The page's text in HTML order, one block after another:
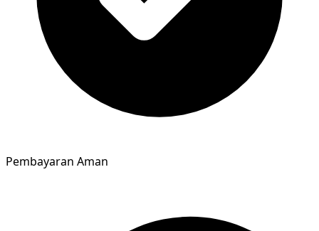
Pembayaran Aman